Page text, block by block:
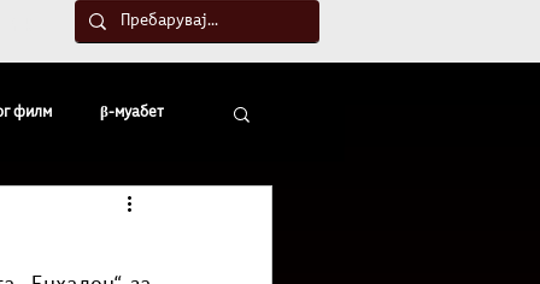
филм β-муабет